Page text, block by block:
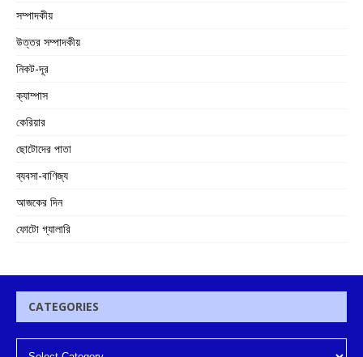
সম্পাদকীয়
উত্তর সম্পাদকীয়
নিকট-দূর
ক্যাম্পাস
কেরিয়ার
ছোটোদের পাতা
ব্যবসা-বাণিজ্য
আজকের দিন
ফোটো গ্যালারি
CATEGORIES